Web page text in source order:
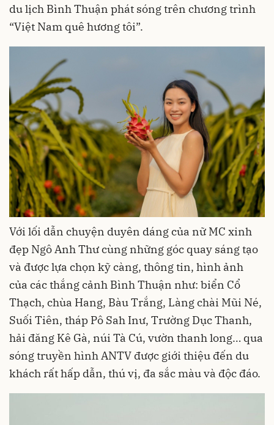
du lịch Bình Thuận phát sóng trên chương trình
“Việt Nam quê hương tôi”.
Với lối dẫn chuyện duyên dáng của nữ MC xinh
đẹp Ngô Anh Thư cùng những góc quay sáng tạo
và được lựa chọn kỹ càng, thông tin, hình ảnh
của các thắng cảnh Bình Thuận như: biển Cổ
Thạch, chùa Hang, Bàu Trắng, Làng chài Mũi Né,
Suối Tiên, tháp Pô Sah Inư, Trường Dục Thanh,
hải đăng Kê Gà, núi Tà Cú, vườn thanh long… qua
sóng truyền hình ANTV được giới thiệu đến du
khách rất hấp dẫn, thú vị, đa sắc màu và độc đáo.